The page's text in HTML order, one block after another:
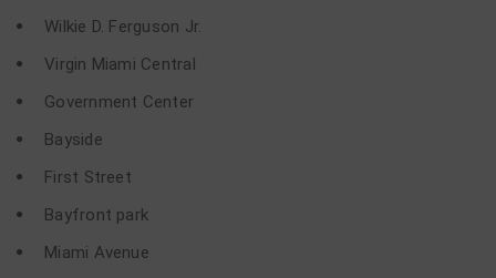
Wilkie D. Ferguson Jr.
Virgin Miami Central
Government Center
Bayside
First Street
Bayfront park
Miami Avenue